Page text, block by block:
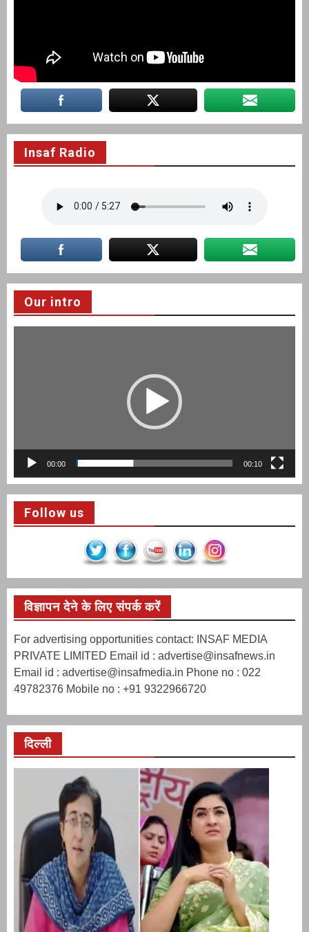
Insaf Radio
Our intro
00:00 00:10
Follow us
विज्ञापन देने के लिए संपर्क करें
For advertising opportunities contact: INSAF MEDIA
PRIVATE LIMITED Email id : advertise@insafnews.in
Email id : advertise@insafmedia.in Phone no : 022
49782376 Mobile no : +91 9322966720
दिल्ली